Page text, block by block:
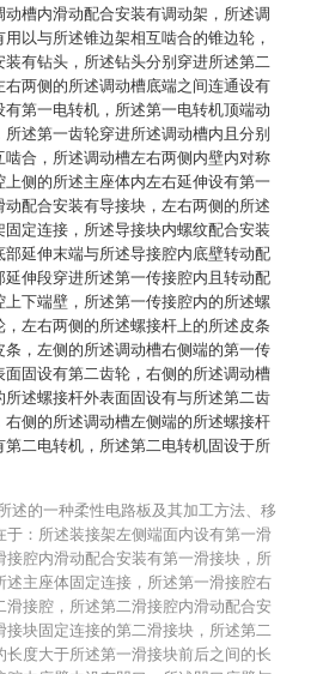
槽内滑动配合安装有调动架，所述调
以与所述锥边架相互啮合的锥边轮，
装有钻头，所述钻头分别穿进所述第二
右两侧的所述调动槽底端之间连通设有
第一电转机，所述第一电转机顶端动
述第一齿轮穿进所述调动槽内且分别
合，所述调动槽左右两侧内壁内对称
侧的所述主座体内左右延伸设有第一
配合安装有导接块，左右两侧的所述
定连接，所述导接块内螺纹配合安装
延伸末端与所述导接腔内底壁转动配
伸段穿进所述第一传接腔内且转动配
下端壁，所述第一传接腔内的所述螺
左右两侧的所述螺接杆上的所述皮条
，左侧的所述调动槽右侧端的第一传
固设有第二齿轮，右侧的所述调动槽
述螺接杆外表面固设有与所述第二齿
侧的所述调动槽左侧端的所述螺接杆
二电转机，所述第二电转机固设于所
述的一种柔性电路板及其加工方法、移
于：所述装接架左侧端面内设有第一滑
接腔内滑动配合安装有第一滑接块，所
述主座体固定连接，所述第一滑接腔右
滑接腔，所述第二滑接腔内滑动配合安
接块固定连接的第二滑接块，所述第二
长度大于所述第一滑接块前后之间的长